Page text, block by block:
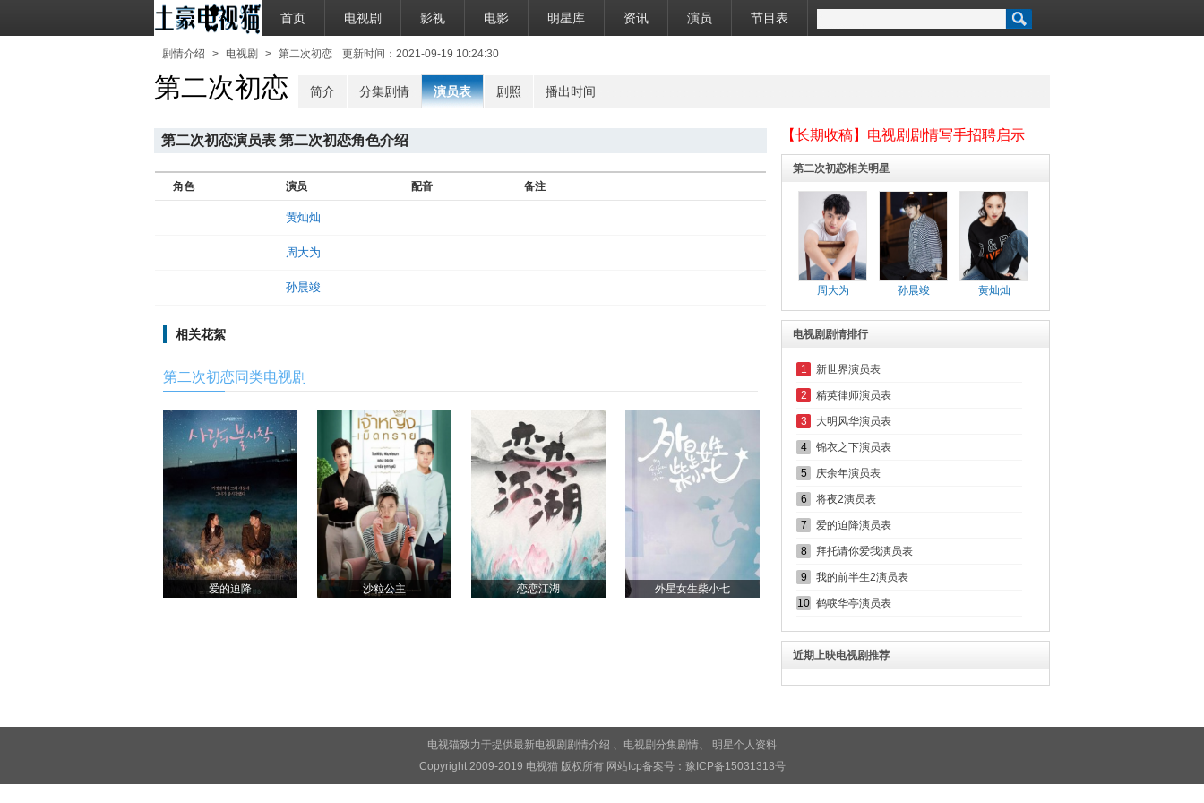
首页 电视剧 影视 电影 明星库 资讯 演员 节目表
剧情介绍 > 电视剧 > 第二次初恋 更新时间：2021-09-19 10:24:30
第二次初恋 简介 分集剧情 演员表 剧照 播出时间
第二次初恋演员表 第二次初恋角色介绍
角色 演员 配音 备注
黄灿灿
周大为
孙晨竣
相关花絮
第二次初恋同类电视剧
爱的迫降 沙粒公主 恋恋江湖 外星女生柴小七
【长期收稿】电视剧剧情写手招聘启示
第二次初恋相关明星
周大为 孙晨竣 黄灿灿
电视剧剧情排行
1 新世界演员表
2 精英律师演员表
3 大明风华演员表
4 锦衣之下演员表
5 庆余年演员表
6 将夜2演员表
7 爱的迫降演员表
8 拜托请你爱我演员表
9 我的前半生2演员表
10 鹤唳华亭演员表
近期上映电视剧推荐
电视猫致力于提供最新电视剧 剧情介绍 、电视剧 分集剧情、 明星个人资料
Copyright 2009-2019 电视猫 版权所有 网站Icp备案号： 豫ICP备15031318号